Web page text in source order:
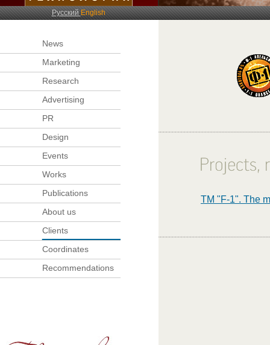
РусскийEnglish
News
Marketing
Research
Advertising
PR
Design
Events
Works
Publications
About us
Clients
Coordinates
Recommendations
ТМ "F-1". The